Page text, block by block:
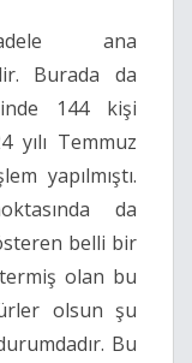
ana
Burada da
144 kişi
yılı Temmuz
yapılmıştı.
da
belli bir
olan bu
olsun şu
Bu